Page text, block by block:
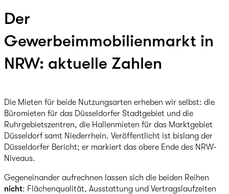
Der
Gewerbeimmobilienmarkt in
NRW: aktuelle Zahlen
Die Mieten für beide Nutzungsarten erheben wir selbst: die
Büromieten für das Düsseldorfer Stadtgebiet und die
Ruhrgebietszentren, die Hallenmieten für das Marktgebiet
Düsseldorf samt Niederrhein. Veröffentlicht ist bislang der
Düsseldorfer Bericht; er markiert das obere Ende des NRW-
Niveaus.
Gegeneinander aufrechnen lassen sich die beiden Reihen
nicht: Flächenqualität, Ausstattung und Vertragslaufzeiten